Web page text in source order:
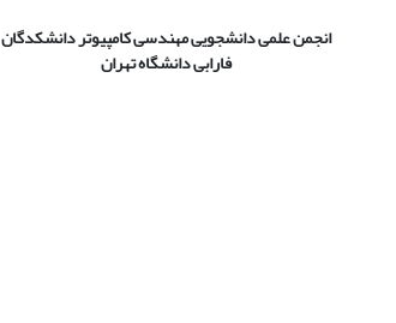
انجمن علمی دانشجویی مهندسی کامپیوتر دانشکدگان
فارابی دانشگاه تهران